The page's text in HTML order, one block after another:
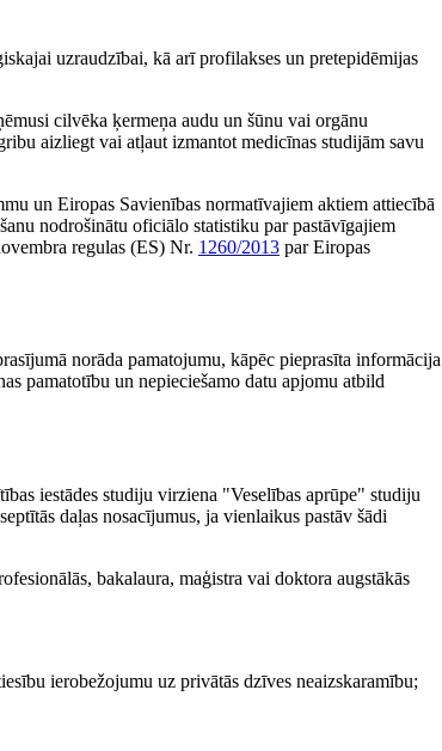
uzraudzībai, kā arī profilakses un pretepidēmijas
cilvēka ķermeņa audu un šūnu vai orgānu
aizliegt vai atļaut izmantot medicīnas studijām savu
un Eiropas Savienības normatīvajiem aktiem attiecībā
nodrošinātu oficiālo statistiku par pastāvīgajiem
regulas (ES) Nr. 1260/2013 par Eiropas
norāda pamatojumu, kāpēc pieprasīta informācija
pamatotību un nepieciešamo datu apjomu atbild
iestādes studiju virziena "Veselības aprūpe" studiju
daļas nosacījumus, ja vienlaikus pastāv šādi
bakalaura, maģistra vai doktora augstākās
ierobežojumu uz privātās dzīves neaizskaramību;